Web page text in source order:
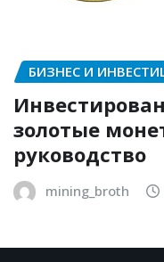
БИЗНЕС И
золотые
руководство
mining_broth